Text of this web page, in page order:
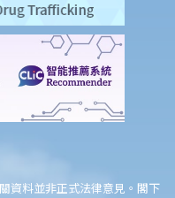
，將案件呈交法院的時限是
我認為僱主忽略了應有的安
資料並非正式法律意見。閣下